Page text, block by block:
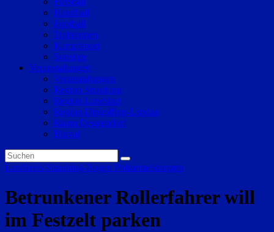
Handball
Football
Trabrennen
Kampfsport
Sonstige
Veranstaltungen
Veranstaltungen
Region Straubing
Region Landshut
Region Dingolfing-Landau
Raum Deggendorf
Bluval
Landkreis Straubing-Bogen Polizeimeldungen
Betrunkener Rollerfahrer will
im Festzelt parken